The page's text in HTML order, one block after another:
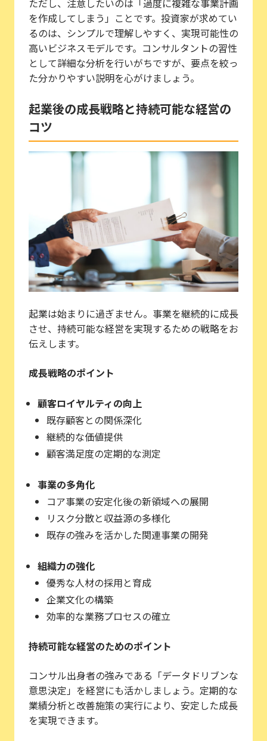
を作成してしまう」ことです。投資家が求めてい
るのは、シンプルで理解しやすく、実現可能性の
高いビジネスモデルです。コンサルタントの習性
として詳細な分析を行いがちですが、要点を絞っ
た分かりやすい説明を心がけましょう。
起業後の成長戦略と持続可能な経営の
コツ
起業は始まりに過ぎません。事業を継続的に成長
させ、持続可能な経営を実現するための戦略をお
伝えします。
成長戦略のポイント
顧客ロイヤルティの向上
既存顧客との関係深化
継続的な価値提供
顧客満足度の定期的な測定
事業の多角化
コア事業の安定化後の新領域への展開
リスク分散と収益源の多様化
既存の強みを活かした関連事業の開発
組織力の強化
優秀な人材の採用と育成
企業文化の構築
効率的な業務プロセスの確立
持続可能な経営のためのポイント
コンサル出身者の強みである「データドリブンな
意思決定」を経営にも活かしましょう。定期的な
業績分析と改善施策の実行により、安定した成長
を実現できます。